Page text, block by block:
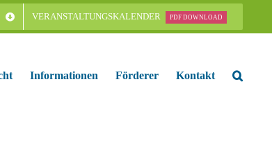
VERANSTALTUNGSKALENDER PDF DOWNLOAD
Informationen Förderer Kontakt